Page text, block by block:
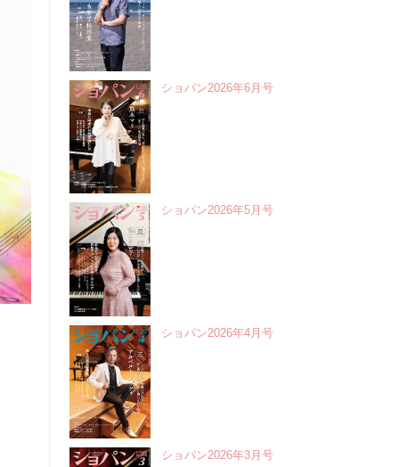
ショパン2026年6月号
ショパン2026年5月号
ショパン2026年4月号
ショパン2026年3月号